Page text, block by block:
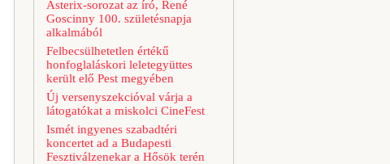
Asterix-sorozat az író, René
Goscinny 100. születésnapja
alkalmából
Felbecsülhetetlen értékű
honfoglaláskori leletegyüttes
került elő Pest megyében
Új versenyszekcióval várja a
látogatókat a miskolci CineFest
Ismét ingyenes szabadtéri
koncertet ad a Budapesti
Fesztiválzenekar a Hősök terén